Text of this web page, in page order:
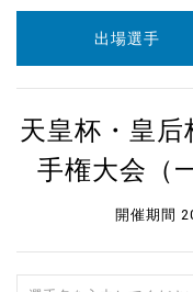
出場選手
天皇杯・皇
手権大会（
開催期間